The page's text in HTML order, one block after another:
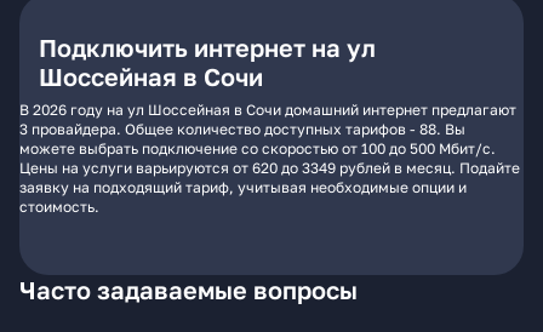
Подключить интернет на ул
Шоссейная в Сочи
В 2026 году на ул Шоссейная в Сочи домашний интернет предлагают
3 провайдера. Общее количество доступных тарифов - 88. Вы
можете выбрать подключение со скоростью от 100 до 500 Мбит/с.
Цены на услуги варьируются от 620 до 3349 рублей в месяц. Подайте
заявку на подходящий тариф, учитывая необходимые опции и
стоимость.
Часто задаваемые вопросы